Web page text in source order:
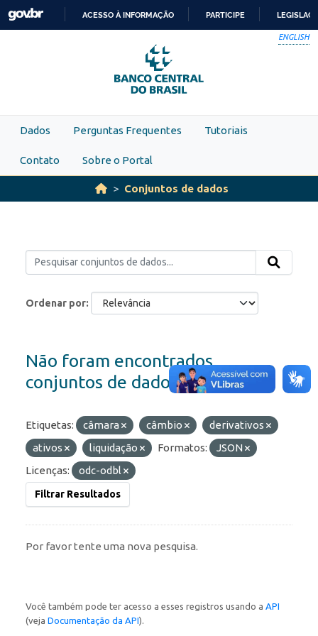
Skip to main content
PARA
O
CONTEÚDO
ACESSO À INFORMAÇÃO PARTICIPE
ENGLISH
Dados Perguntas Frequentes Tutoriais
Contato Sobre o Portal
Conjuntos de dados
Ordenar por
Não foram encontrados
conjuntos de dados
Etiquetas: câmara câmbio
derivativos
ativos
liquidação Formatos:
JSON
Licenças:
odc-odbl
Filtrar Resultados
Por favor tente uma nova pesquisa.
Você também pode ter acesso a esses registros usando a API
(veja Documentação da API).